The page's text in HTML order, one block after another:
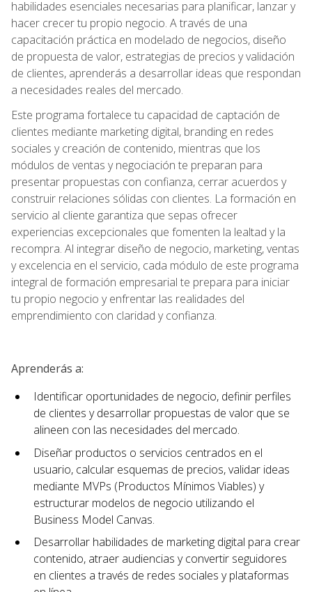
habilidades esenciales necesarias para planificar, lanzar y
hacer crecer tu propio negocio. A través de una
capacitación práctica en modelado de negocios, diseño
de propuesta de valor, estrategias de precios y validación
de clientes, aprenderás a desarrollar ideas que respondan
a necesidades reales del mercado.
Este programa fortalece tu capacidad de captación de
clientes mediante marketing digital, branding en redes
sociales y creación de contenido, mientras que los
módulos de ventas y negociación te preparan para
presentar propuestas con confianza, cerrar acuerdos y
construir relaciones sólidas con clientes. La formación en
servicio al cliente garantiza que sepas ofrecer
experiencias excepcionales que fomenten la lealtad y la
recompra. Al integrar diseño de negocio, marketing, ventas
y excelencia en el servicio, cada módulo de este programa
integral de formación empresarial te prepara para iniciar
tu propio negocio y enfrentar las realidades del
emprendimiento con claridad y confianza.
Aprenderás a:
Identificar oportunidades de negocio, definir perfiles
de clientes y desarrollar propuestas de valor que se
alineen con las necesidades del mercado.
Diseñar productos o servicios centrados en el
usuario, calcular esquemas de precios, validar ideas
mediante MVPs (Productos Mínimos Viables) y
estructurar modelos de negocio utilizando el
Business Model Canvas.
Desarrollar habilidades de marketing digital para crear
contenido, atraer audiencias y convertir seguidores
en clientes a través de redes sociales y plataformas